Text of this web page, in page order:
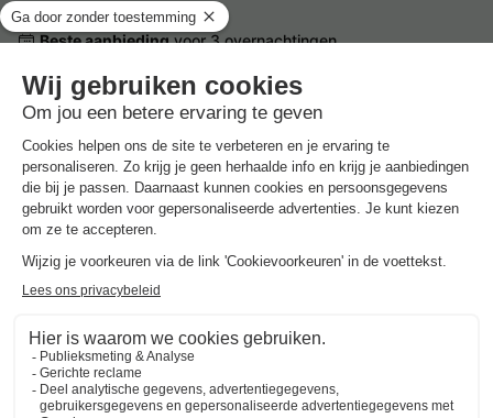
Beste aanbiedingvoor 3 overnachtingen
Center Parcs Les Hauts de Bruyères
Frankrijk-Centre-val de loire-Chaumont sur tharonne
Beste aanbieding
€ 306 -15%
€ 360
Centre-Val De Loire
Beste aanbiedingvoor 3 overnachtingen